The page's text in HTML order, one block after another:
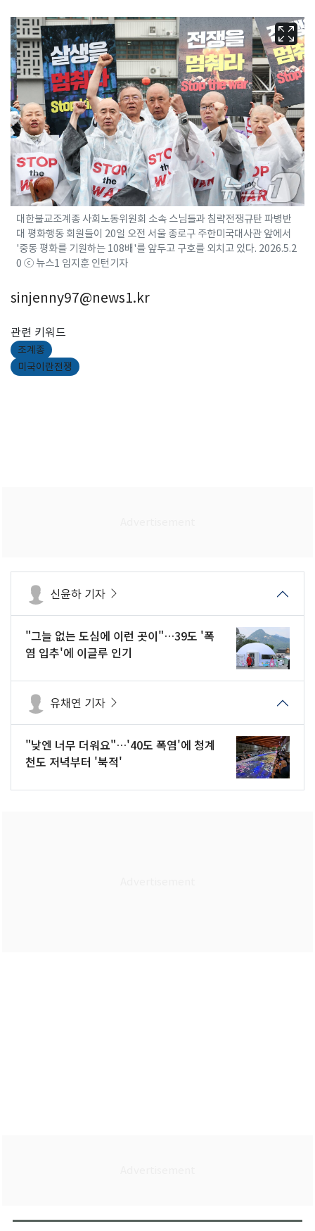
대한불교조계종 사회노동위원회 소속 스님들과 침략전쟁규탄 파병반
대 평화행동 회원들이 20일 오전 서울 종로구 주한미국대사관 앞에서
'중동 평화를 기원하는 108배'를 앞두고 구호를 외치고 있다. 2026.5.2
0 ⓒ 뉴스1 임지훈 인턴기자
sinjenny97@news1.kr
관련 키워드
조계종
미국이란전쟁
신윤하 기자
"그늘 없는 도심에 이런 곳이"…39도 '폭
염 입추'에 이글루 인기
유채연 기자
"낮엔 너무 더워요"…'40도 폭염'에 청계
천도 저녁부터 '북적'